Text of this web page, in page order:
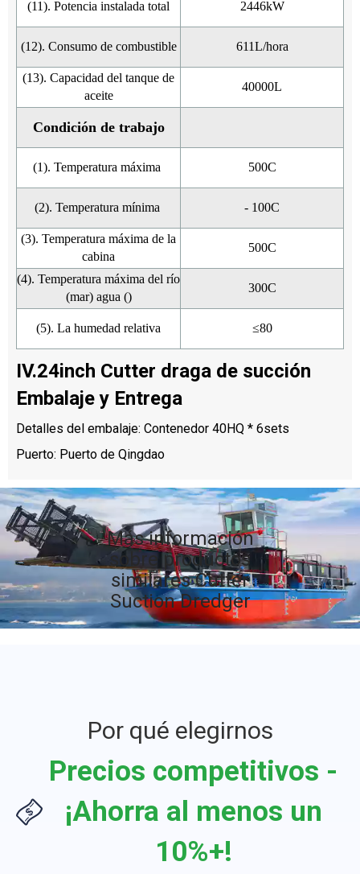
(11). Potencia instalada total 2446kW
(12). Consumo de combustible 611L/hora
(13). Capacidad del tanque de
aceite
40000L
Condición de trabajo
(1). Temperatura máxima 500C
(2). Temperatura mínima - 100C
(3). Temperatura máxima de la
cabina
500C
(4). Temperatura máxima del río
(mar) agua ()
300C
(5). La humedad relativa ≤80
IV.24inch Cutter draga de succión
Embalaje y Entrega
Detalles del embalaje: Contenedor 40HQ * 6sets
Puerto: Puerto de Qingdao
Más información
sobre productos
similares Cutter
Suction Dredger
Por qué elegirnos
Precios competitivos -
¡Ahorra al menos un
10%+!